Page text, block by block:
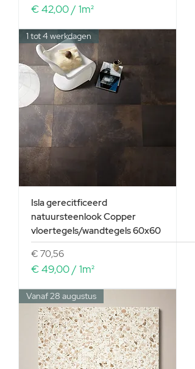
e
e
t
e
r
€ 42,00/ 1m²
4
2
,
0
p
r
1
V
e
r
k
a
n
t
e
e
t
1 tot 4 werkdagen
Isla gerecitficeerd
natuursteenlook Copper
vloertegels/wandtegels 60x60
Prijs
€ 70,56
€ 49,00/ 1m²
4
Vanaf 28 augustus